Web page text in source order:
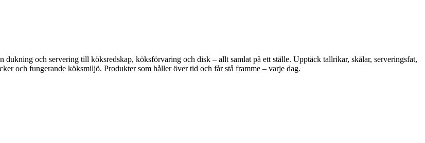
och servering till köksredskap, köksförvaring och disk – allt samlat på ett ställe. Upptäck tallrikar, skålar, serveringsfat,
och fungerande köksmiljö. Produkter som håller över tid och får stå framme – varje dag.